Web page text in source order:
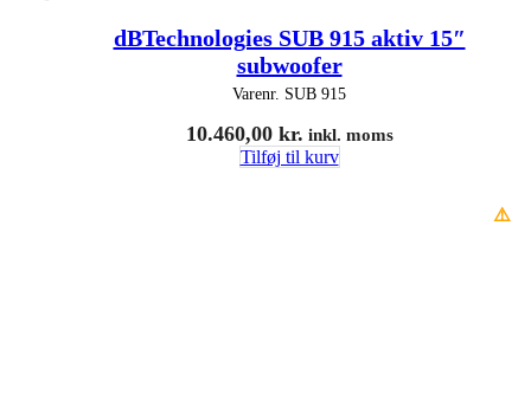
dBTechnologies SUB 915 aktiv 15″
subwoofer
Varenr. SUB 915
10.460,00 kr. inkl. moms
Tilføj til kurv
⚠️